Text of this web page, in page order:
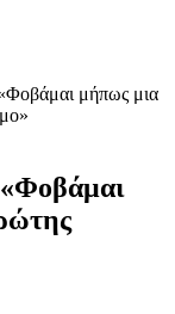
μήπως μια